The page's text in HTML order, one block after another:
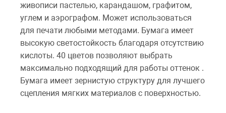
живописи пастелью, карандашом, графитом,
углем и аэрографом. Может использоваться
для печати любыми методами. Бумага имеет
высокую светостойкость благодаря отсутствию
кислоты. 40 цветов позволяют выбрать
максимально подходящий для работы оттенок .
Бумага имеет зернистую структуру для лучшего
сцепления мягких материалов с поверхностью.